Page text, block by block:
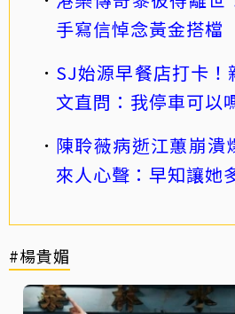
手寫信悼念黃金搭檔
SJ始源早餐店打卡！
文直問：我停車可以
陳聆薇病逝江蕙崩潰
來人心聲：早知讓她
#楊貴媚